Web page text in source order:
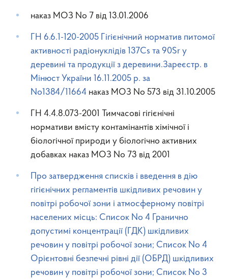
наказ МОЗ No 7 від 13.01.2006
ГН 6.6.1-120-2005 Гігієнічний норматив питомої
активності радіонуклідів 137Cs та 90Sr у
деревині та продукції з деревини.Зареєстр. в
Мінюст України 16.11.2005 р. за
No1384/11664 наказ МОЗ No 573 від 31.10.2005
ГН 4.4.8.073-2001 Тимчасові гігієнічні
нормативи вмісту контамінантів хімічної і
біологічної природи у біологічно активних
добавках наказ МОЗ No 73 від 2001
Про затвердження списків і введення в дію
гігієнічних регламентів шкідливих речовин у
повітрі робочої зони і атмосферному повітрі
населених місць: Список No 4 Гранично
допустимі концентрації (ГДК) шкідливих
речовин у повітрі робочої зони; Список No 4
Орієнтовні безпечні рівні дії (ОБРД) шкідливих
речовин у повітрі робочої зони; Список No 3